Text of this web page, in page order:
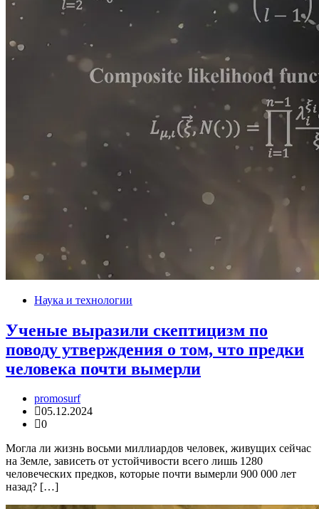
Наука и технологии
Ученые выразили скептицизм по
поводу утверждения о том, что предки
человека почти вымерли
promosurf
05.12.2024
0
Могла ли жизнь восьми миллиардов человек, живущих сейчас
на Земле, зависеть от устойчивости всего лишь 1280
человеческих предков, которые почти вымерли 900 000 лет
назад? […]